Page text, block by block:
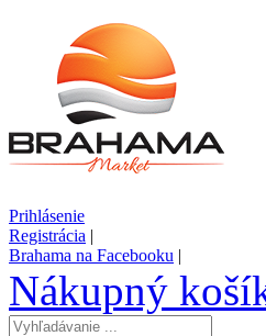
Prihlásenie
Registrácia |
Brahama na Facebooku |
Nákupný